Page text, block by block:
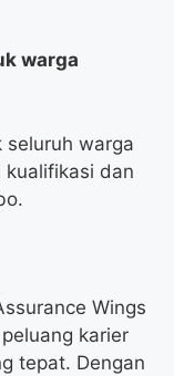
warga
warga
kualifikasi dan
Wings
karier
tepat. Dengan